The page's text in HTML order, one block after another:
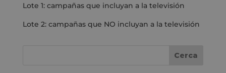
Lote 1: campañas que incluyan a la televisión
Lote 2: campañas que NO incluyan a la televisión